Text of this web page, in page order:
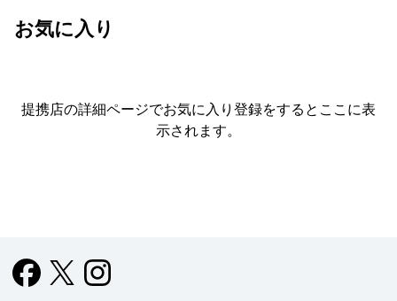
お気に入り
提携店の詳細ページでお気に入り登録をすると ここに表
示されます。